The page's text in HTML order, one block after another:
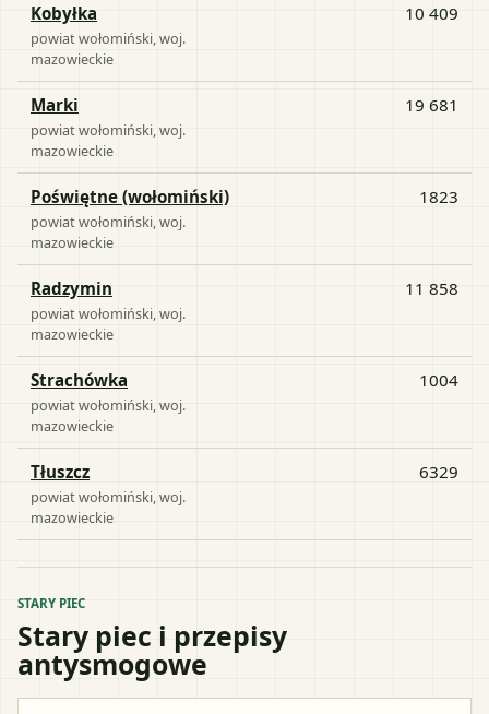
Kobyłka
powiatwołomiński , woj.
mazowieckie
10 409
Marki
powiatwołomiński , woj.
mazowieckie
19 681
Poświętne (wołomiński)
powiatwołomiński , woj.
mazowieckie
1823
Radzymin
powiatwołomiński , woj.
mazowieckie
11 858
Strachówka
powiatwołomiński , woj.
mazowieckie
1004
Tłuszcz
powiatwołomiński , woj.
mazowieckie
6329
STARY PIEC
Stary piec i przepisy
antysmogowe